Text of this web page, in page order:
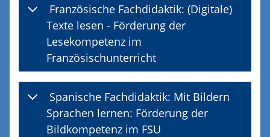
Französische Fachdidaktik: (Digitale)
Texte lesen - Förderung der
Lesekompetenz im
Französischunterricht
Spanische Fachdidaktik: Mit Bildern
Sprachen lernen: Förderung der
Bildkompetenz im FSU